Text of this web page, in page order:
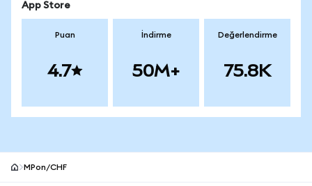
App Store
Puan
4.7
İndirme
50M+
Değerlendirme
75.8K
MPon/CHF